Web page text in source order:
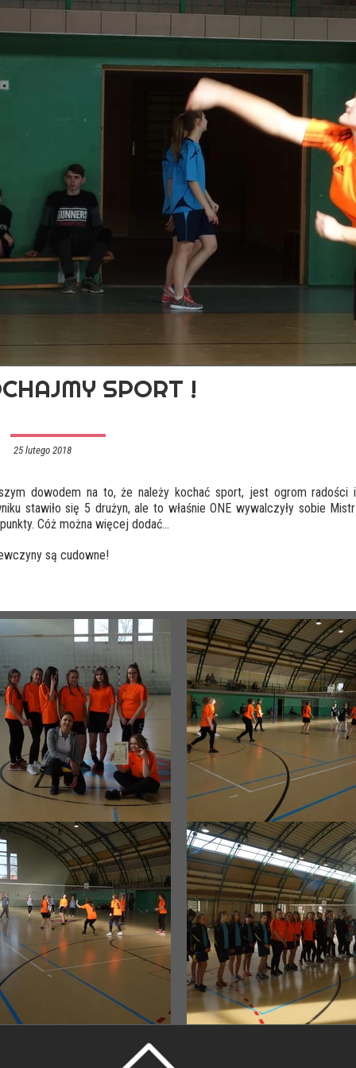
dowodem na to, że należy kochać sport, jest ogrom
stawiło się 5 drużyn, ale to właśnie ONE wywalczyły sobie
Cóż można więcej dodać...
są cudowne!
25 lutego 2018
SPORT !